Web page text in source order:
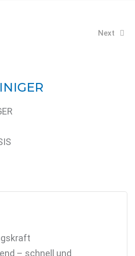
Next
– schnell und